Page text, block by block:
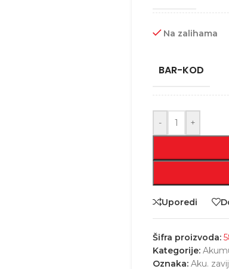
Na zalihama
BAR-KOD
- +
Uporedi
Šifra proizvoda:
Kategorije:
Oznaka: Aku.